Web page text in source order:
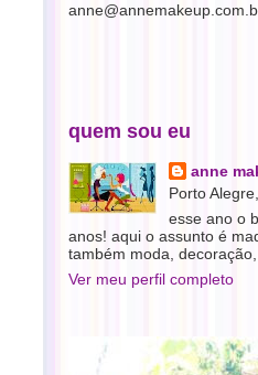
quem sou eu
anne
Porto
esse ano o
anos! aqui o assunto é
também moda,
Ver meu perfil completo